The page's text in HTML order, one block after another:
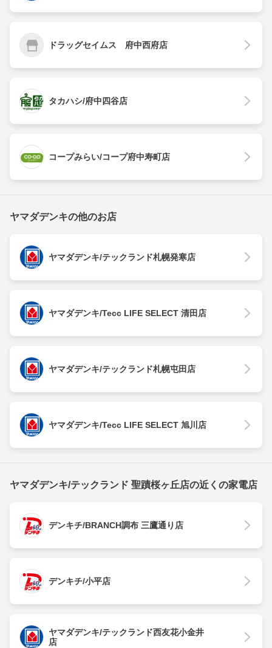
ドラッグセイムス 府中西府店
タカハシ/府中四谷店
コープみらい/コープ府中寿町店
ヤマダデンキの他のお店
ヤマダデンキ/テックランド札幌発寒店
ヤマダデンキ/Tecc LIFE SELECT 清田店
ヤマダデンキ/テックランド札幌屯田店
ヤマダデンキ/Tecc LIFE SELECT 旭川店
ヤマダデンキ/テックランド 聖蹟桜ヶ丘店の近くの家電店
デンキチ/BRANCH調布 三鷹通り店
デンキチ/小平店
ヤマダデンキ/テックランド西友花小金井
店